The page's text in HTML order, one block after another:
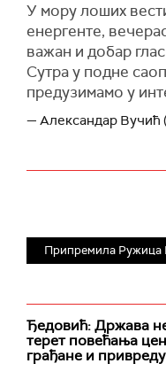
У мору лоших
енергенте,
важан и добар
Сутра у подне
предузимамо у
— Александар Вучић
Припремила Ружица
Ђедовић: Држава
терет повећања
грађане и привреду